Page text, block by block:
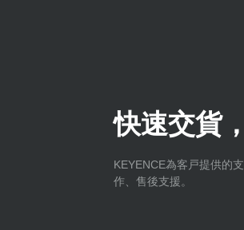
快速交貨
KEYENCE為客戸提供的
作、售後支援。